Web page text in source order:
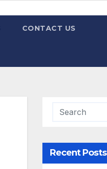
CONTACT US
Recent Posts